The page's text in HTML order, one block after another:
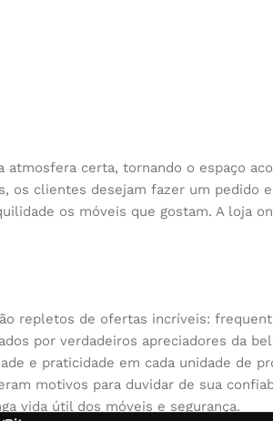
certa, tornando o espaço
os clientes desejam fazer um
os móveis que gostam. A loja
repletos de ofertas incríveis:
por verdadeiros apreciadores da
e praticidade em cada unidade de
motivos para duvidar de sua
vida útil dos móveis e segurança.